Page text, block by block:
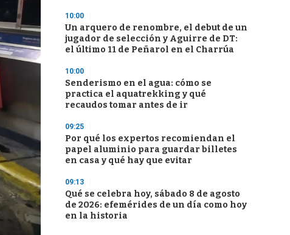
10:00
Un arquero de renombre, el debut de un
jugador de selección y Aguirre de DT:
el último 11 de Peñarol en el Charrúa
10:00
Senderismo en el agua: cómo se
practica el aquatrekking y qué
recaudos tomar antes de ir
09:25
Por qué los expertos recomiendan el
papel aluminio para guardar billetes
en casa y qué hay que evitar
09:13
Qué se celebra hoy, sábado 8 de agosto
de 2026: efemérides de un día como hoy
en la historia